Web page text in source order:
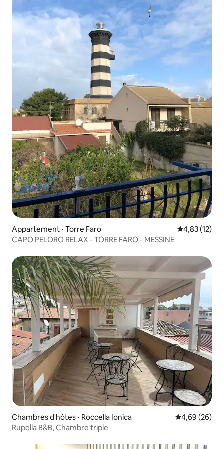
Appartement ⋅ Torre Faro Évaluation
4,83 (12)
CAPO PELORO RELAX - TORRE FARO - MESSINE
Chambres d'hôtes ⋅ Roccella Ionica Évaluation
4,69 (26)
Rupella B&B, Chambre triple